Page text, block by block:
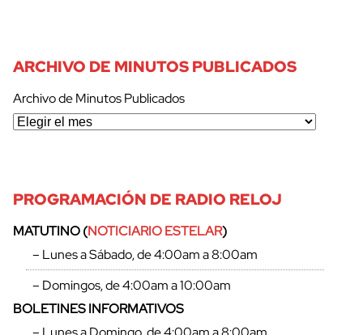
ARCHIVO DE MINUTOS PUBLICADOS
Archivo de Minutos Publicados
PROGRAMACIÓN DE RADIO RELOJ
MATUTINO (NOTICIARIO ESTELAR)
– Lunes a Sábado, de 4:00am a 8:00am
– Domingos, de 4:00am a 10:00am
BOLETINES INFORMATIVOS